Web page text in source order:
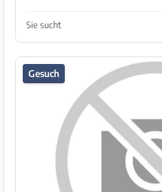
kennen zu lernen. Zu
Sie sucht
Gesuch